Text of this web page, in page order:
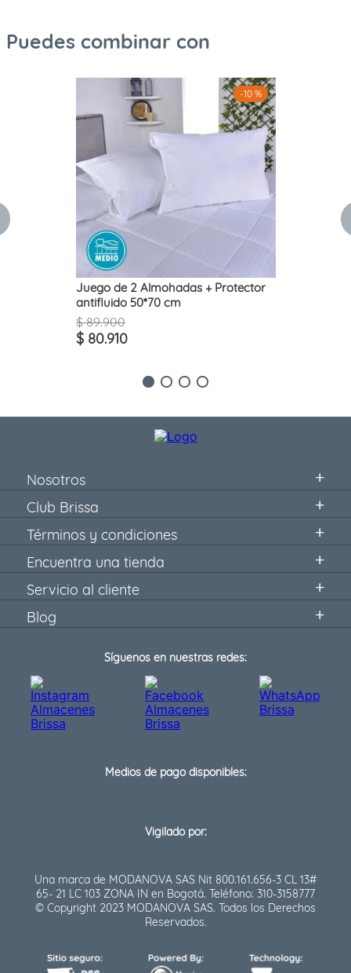
Puedes combinar con
-10 %
Juego de 2 Almohadas + Protector
antifluido 50*70 cm
$ 89.900
$ 80.910
Nosotros
Club Brissa
Términos y condiciones
Encuentra una tienda
Servicio al cliente
Blog
Síguenos en nuestras redes:
Medios de pago disponibles:
Vigilado por:
Una marca de MODANOVA SAS Nit 800.161.656-3 CL 13#
65- 21 LC 103 ZONA IN en Bogotá. Teléfono: 310-3158777
© Copyright 2023 MODANOVA SAS. Todos los Derechos
Reservados.